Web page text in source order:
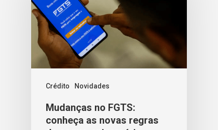
Crédito Novidades
Mudanças no FGTS:
conheça as novas regras